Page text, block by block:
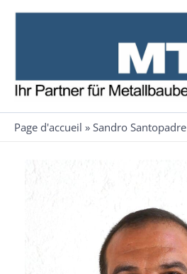
Page d'accueil » Sandro Santopadre